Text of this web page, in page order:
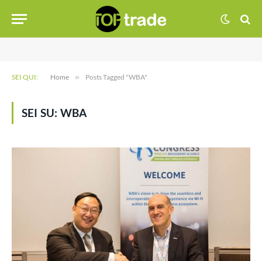
SEI QUI: Home » Posts Tagged "WBA"
SEI SU: WBA